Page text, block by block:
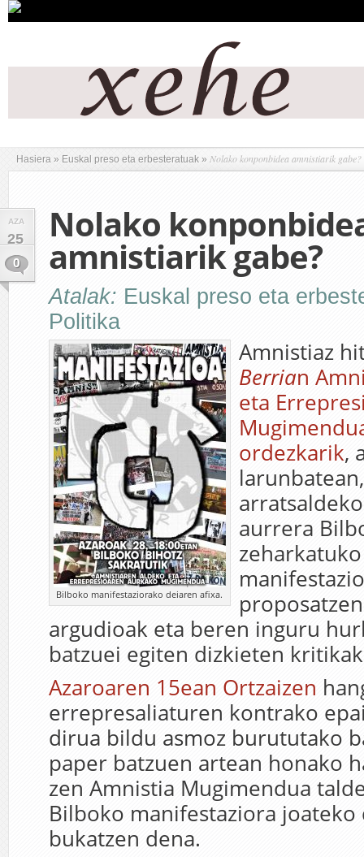
Hasiera » Euskal preso eta erbesteratuak » Nolako konponbidea amnistiarik gabe?
AZA
25
0
Nolako
amnistiarik gabe?
Atalak: Euskal preso eta
Politika
Bilboko manifestaziorako deiaren afixa.
Amnistiaz
Berrian
eta
ordezkarik,
aurrera
argudioak eta beren inguru
batzuei egiten dizkieten
Azaroaren 15ean Ortzaizen
errepresaliaturen kontrako
dirua bildu asmoz burututako
paper batzuen artean honako
zen Amnistia Mugimendua
Bilboko manifestaziora
bukatzen dena.